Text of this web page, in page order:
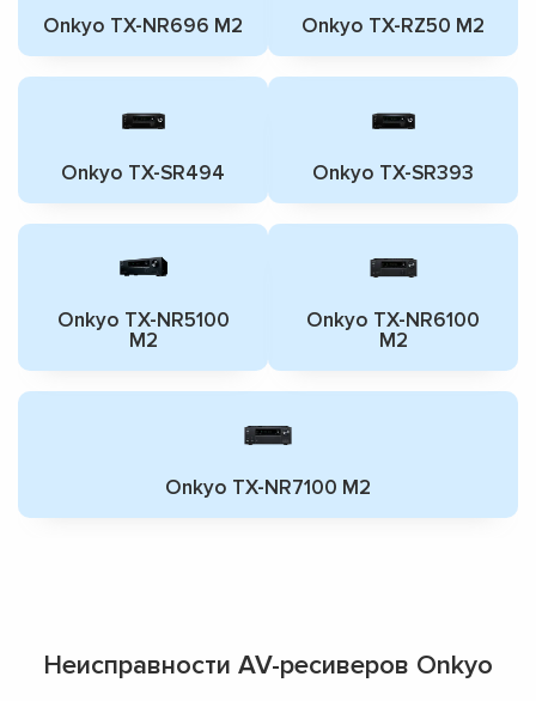
Onkyo TX-NR696 M2 Onkyo TX-RZ50 M2
Onkyo TX-SR494 Onkyo TX-SR393
Onkyo TX-NR5100
M2
Onkyo TX-NR6100
M2
Onkyo TX-NR7100 M2
Неисправности AV-ресиверов Onkyo